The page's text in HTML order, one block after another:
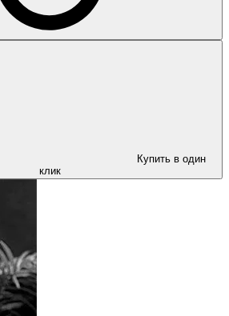
Купить в один
клик